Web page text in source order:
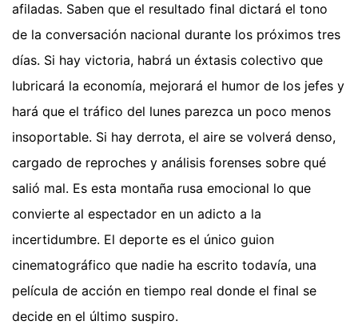
afiladas. Saben que el resultado final dictará el tono
de la conversación nacional durante los próximos tres
días. Si hay victoria, habrá un éxtasis colectivo que
lubricará la economía, mejorará el humor de los jefes y
hará que el tráfico del lunes parezca un poco menos
insoportable. Si hay derrota, el aire se volverá denso,
cargado de reproches y análisis forenses sobre qué
salió mal. Es esta montaña rusa emocional lo que
convierte al espectador en un adicto a la
incertidumbre. El deporte es el único guion
cinematográfico que nadie ha escrito todavía, una
película de acción en tiempo real donde el final se
decide en el último suspiro.